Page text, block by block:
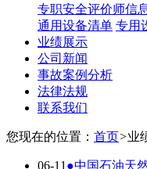
专职安全评价师信
通用设备清单 专用
业绩展示
公司新闻
事故案例分析
法律法规
联系我们
您现在的位置： 首页>业
06-11 ●中国石油天